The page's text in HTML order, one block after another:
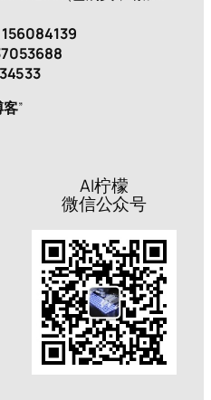
”
AI柠檬
微信公众号